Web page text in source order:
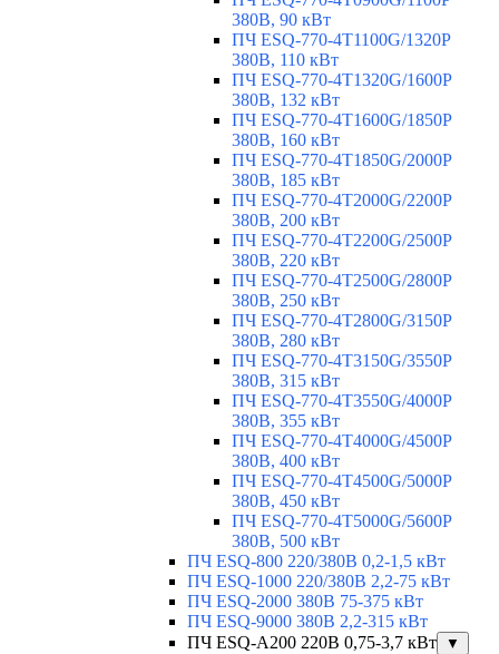
380В, 90 кВт
ПЧ ESQ-770-4T1100G/1320P
380В, 110 кВт
ПЧ ESQ-770-4T1320G/1600P
380В, 132 кВт
ПЧ ESQ-770-4T1600G/1850P
380В, 160 кВт
ПЧ ESQ-770-4T1850G/2000P
380В, 185 кВт
ПЧ ESQ-770-4T2000G/2200P
380В, 200 кВт
ПЧ ESQ-770-4T2200G/2500P
380В, 220 кВт
ПЧ ESQ-770-4T2500G/2800P
380В, 250 кВт
ПЧ ESQ-770-4T2800G/3150P
380В, 280 кВт
ПЧ ESQ-770-4T3150G/3550P
380В, 315 кВт
ПЧ ESQ-770-4T3550G/4000P
380В, 355 кВт
ПЧ ESQ-770-4T4000G/4500P
380В, 400 кВт
ПЧ ESQ-770-4T4500G/5000P
380В, 450 кВт
ПЧ ESQ-770-4T5000G/5600P
380В, 500 кВт
ПЧ ESQ-800 220/380В 0,2-1,5 кВт
ПЧ ESQ-1000 220/380В 2,2-75 кВт
ПЧ ESQ-2000 380В 75-375 кВт
ПЧ ESQ-9000 380В 2,2-315 кВт
ПЧ ESQ-A200 220В 0,75-3,7 кВт
▼